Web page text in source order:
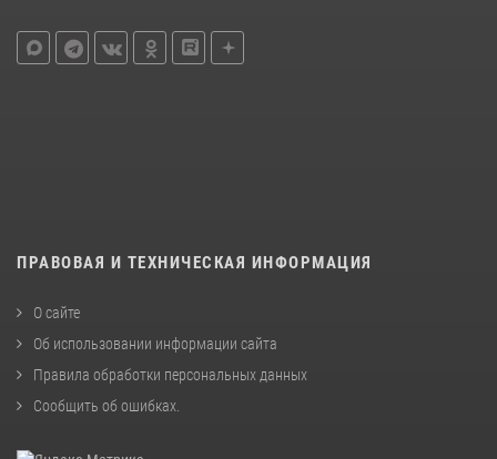
ПРАВОВАЯ И ТЕХНИЧЕСКАЯ ИНФОРМАЦИЯ
О сайте
Об использовании информации сайта
Правила обработки персональных данных
Сообщить об ошибках